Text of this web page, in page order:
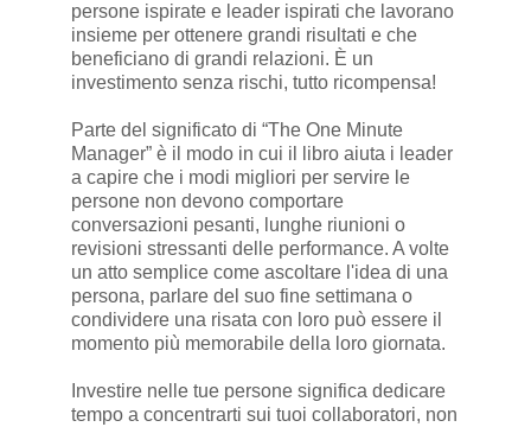
persone ispirate e leader ispirati che lavorano
insieme per ottenere grandi risultati e che
beneficiano di grandi relazioni. È un
investimento senza rischi, tutto ricompensa!
Parte del significato di “The One Minute
Manager” è il modo in cui il libro aiuta i leader
a capire che i modi migliori per servire le
persone non devono comportare
conversazioni pesanti, lunghe riunioni o
revisioni stressanti delle performance. A volte
un atto semplice come ascoltare l'idea di una
persona, parlare del suo fine settimana o
condividere una risata con loro può essere il
momento più memorabile della loro giornata.
Investire nelle tue persone significa dedicare
tempo a concentrarti sui tuoi collaboratori, non